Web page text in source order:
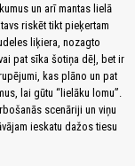
un arī mantas lielā
riskēt tikt pieķertam
liķiera, nozagto
pat sīka šotiņa dēļ, bet ir
kas plāno un pat
lai gūtu “lielāku lomu”.
scenāriji un viņu
ieskatu dažos tiesu